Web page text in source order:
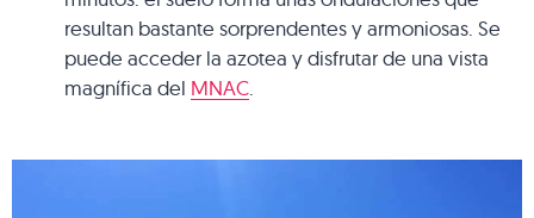
resultan bastante sorprendentes y armoniosas. Se
puede acceder la azotea y disfrutar de una vista
magnífica del MNAC